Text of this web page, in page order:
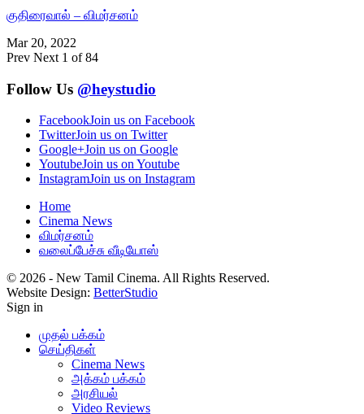
குதிரைவால் – விமர்சனம்
Mar 20, 2022
Prev Next 1 of 84
Follow Us @heystudio
FacebookJoin us on Facebook
TwitterJoin us on Twitter
Google+Join us on Google
YoutubeJoin us on Youtube
InstagramJoin us on Instagram
Home
Cinema News
விமர்சனம்
வலைப்பேச்சு வீடியோஸ்
© 2026 - New Tamil Cinema. All Rights Reserved.
Website Design: BetterStudio
Sign in
முதல் பக்கம்
செய்திகள்
Cinema News
அக்கம் பக்கம்
அரசியல்
Video Reviews